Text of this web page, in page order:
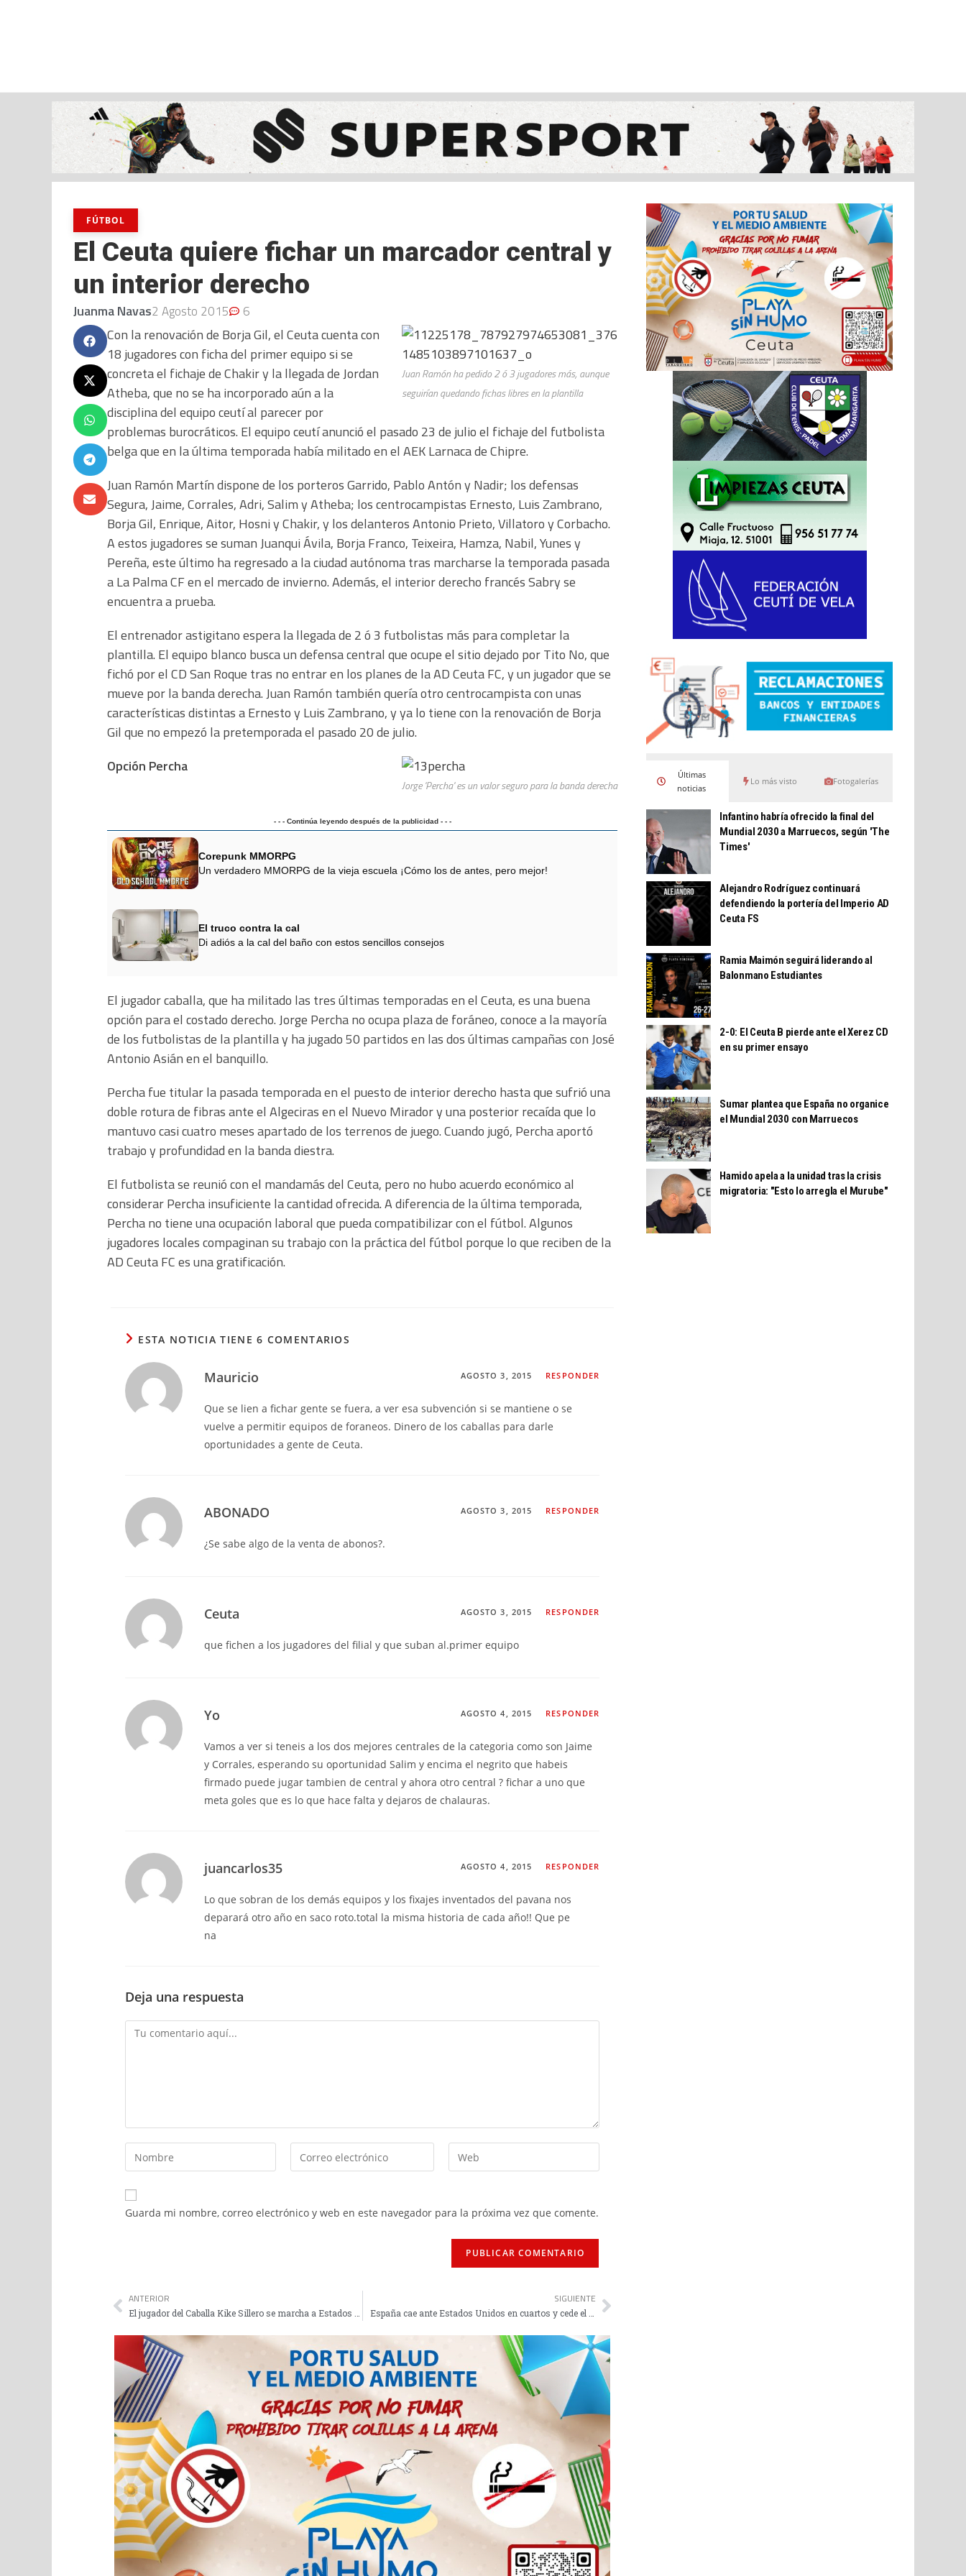
FÚTBOL
El Ceuta quiere fichar un marcador central y
un interior derecho
Juanma Navas2 Agosto 2015 6
Juan Ramón ha pedido 2 ó 3 jugadores más, aunque
seguirían quedando fichas libres en la plantilla
Con la renovación de Borja Gil, el Ceuta cuenta con
18 jugadores con ficha del primer equipo si se
concreta el fichaje de Chakir y la llegada de Jordan
Atheba, que no se ha incorporado aún a la
disciplina del equipo ceutí al parecer por
problemas burocráticos. El equipo ceutí anunció el pasado 23 de julio el fichaje del futbolista
belga que en la última temporada había militado en el AEK Larnaca de Chipre.
Juan Ramón Martín dispone de los porteros Garrido, Pablo Antón y Nadir; los defensas
Segura, Jaime, Corrales, Adri, Salim y Atheba; los centrocampistas Ernesto, Luis Zambrano,
Borja Gil, Enrique, Aitor, Hosni y Chakir, y los delanteros Antonio Prieto, Villatoro y Corbacho.
A estos jugadores se suman Juanqui Ávila, Borja Franco, Teixeira, Hamza, Nabil, Yunes y
Pereña, este último ha regresado a la ciudad autónoma tras marcharse la temporada pasada
a La Palma CF en el mercado de invierno. Además, el interior derecho francés Sabry se
encuentra a prueba.
El entrenador astigitano espera la llegada de 2 ó 3 futbolistas más para completar la
plantilla. El equipo blanco busca un defensa central que ocupe el sitio dejado por Tito No, que
fichó por el CD San Roque tras no entrar en los planes de la AD Ceuta FC, y un jugador que se
mueve por la banda derecha. Juan Ramón también quería otro centrocampista con unas
características distintas a Ernesto y Luis Zambrano, y ya lo tiene con la renovación de Borja
Gil que no empezó la pretemporada el pasado 20 de julio.
Jorge 'Percha' es un valor seguro para la banda derecha
Opción Percha
- - - Continúa leyendo después de la publicidad - - -
Corepunk MMORPG
Un verdadero MMORPG de la vieja escuela ¡Cómo los de antes, pero mejor!
El truco contra la cal
Di adiós a la cal del baño con estos sencillos consejos
El jugador caballa, que ha militado las tres últimas temporadas en el Ceuta, es una buena
opción para el costado derecho. Jorge Percha no ocupa plaza de foráneo, conoce a la mayoría
de los futbolistas de la plantilla y ha jugado 50 partidos en las dos últimas campañas con José
Antonio Asián en el banquillo.
Percha fue titular la pasada temporada en el puesto de interior derecho hasta que sufrió una
doble rotura de fibras ante el Algeciras en el Nuevo Mirador y una posterior recaída que lo
mantuvo casi cuatro meses apartado de los terrenos de juego. Cuando jugó, Percha aportó
trabajo y profundidad en la banda diestra.
El futbolista se reunió con el mandamás del Ceuta, pero no hubo acuerdo económico al
considerar Percha insuficiente la cantidad ofrecida. A diferencia de la última temporada,
Percha no tiene una ocupación laboral que pueda compatibilizar con el fútbol. Algunos
jugadores locales compaginan su trabajo con la práctica del fútbol porque lo que reciben de la
AD Ceuta FC es una gratificación.
ESTA NOTICIA TIENE 6 COMENTARIOS
Mauricio AGOSTO 3, 2015 RESPONDER
Que se lien a fichar gente se fuera, a ver esa subvención si se mantiene o se
vuelve a permitir equipos de foraneos. Dinero de los caballas para darle
oportunidades a gente de Ceuta.
ABONADO AGOSTO 3, 2015 RESPONDER
¿Se sabe algo de la venta de abonos?.
Ceuta AGOSTO 3, 2015 RESPONDER
que fichen a los jugadores del filial y que suban al.primer equipo
Yo AGOSTO 4, 2015 RESPONDER
Vamos a ver si teneis a los dos mejores centrales de la categoria como son Jaime
y Corrales, esperando su oportunidad Salim y encima el negrito que habeis
firmado puede jugar tambien de central y ahora otro central ? fichar a uno que
meta goles que es lo que hace falta y dejaros de chalauras.
juancarlos35 AGOSTO 4, 2015 RESPONDER
Lo que sobran de los demás equipos y los fixajes inventados del pavana nos
deparará otro año en saco roto.total la misma historia de cada año!! Que pe
na
Deja una respuesta
Guarda mi nombre, correo electrónico y web en este navegador para la próxima vez que comente.
ANTERIOR SIGUIENTE
Últimas
noticias
Lo más visto Fotogalerías
Infantino habría ofrecido la final del
Mundial 2030 a Marruecos, según 'The
Times'
Alejandro Rodríguez continuará
defendiendo la portería del Imperio AD
Ceuta FS
Ramia Maimón seguirá liderando al
Balonmano Estudiantes
2-0: El Ceuta B pierde ante el Xerez CD
en su primer ensayo
Sumar plantea que España no organice
el Mundial 2030 con Marruecos
Hamido apela a la unidad tras la crisis
migratoria: "Esto lo arregla el Murube"